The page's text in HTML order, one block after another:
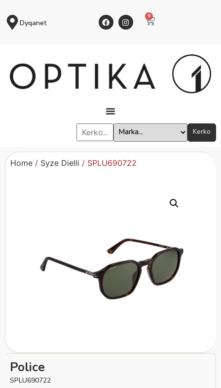
Dyqanet
0
Kerko
Home / Syze Dielli / SPLU690722
Police
SPLU690722